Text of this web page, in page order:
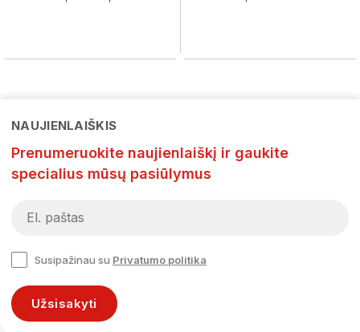
NAUJIENLAIŠKIS
Prenumeruokite naujienlaiškį ir gaukite
specialius mūsų pasiūlymus
Susipažinau su Privatumo politika
Užsisakyti